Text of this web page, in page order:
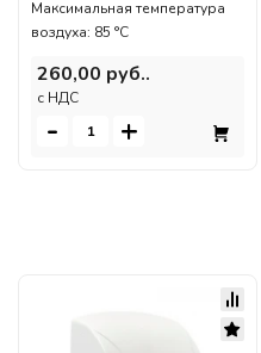
Максимальная температура
воздуха: 85 °C
260,00 руб..
c НДС
- +